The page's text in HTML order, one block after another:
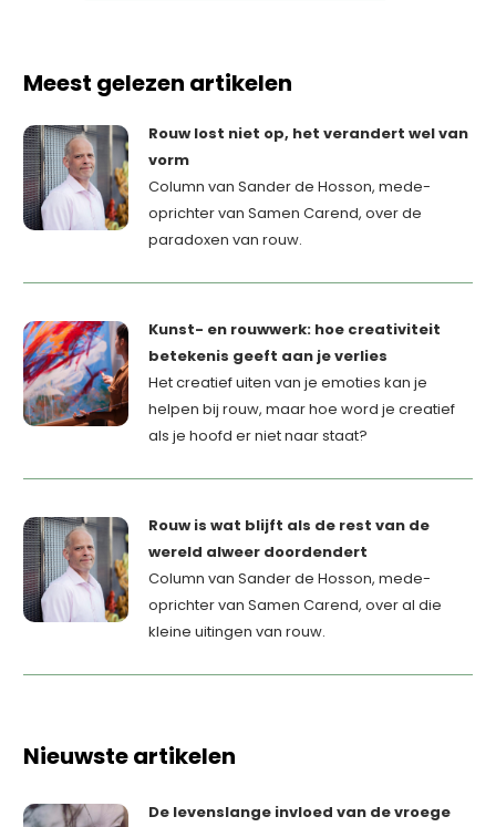
Meest gelezen artikelen
Rouw lost niet op, het verandert wel van
vorm
Column van Sander de Hosson, mede-
oprichter van Samen Carend, over de
paradoxen van rouw.
Kunst- en rouwwerk: hoe creativiteit
betekenis geeft aan je verlies
Het creatief uiten van je emoties kan je
helpen bij rouw, maar hoe word je creatief
als je hoofd er niet naar staat?
Rouw is wat blijft als de rest van de
wereld alweer doordendert
Column van Sander de Hosson, mede-
oprichter van Samen Carend, over al die
kleine uitingen van rouw.
Nieuwste artikelen
De levenslange invloed van de vroege